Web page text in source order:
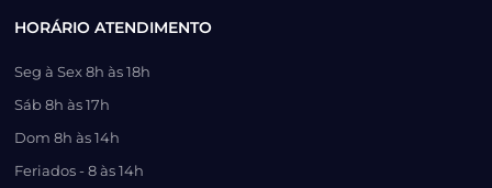
HORÁRIO ATENDIMENTO
Seg à Sex 8h às 18h
Sáb 8h às 17h
Dom 8h às 14h
Feriados - 8 às 14h